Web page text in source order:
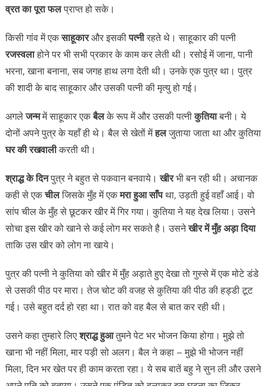
व्रत का पूरा फलप्राप्त हो सके।
किसी गांव में एकसाहूकारऔर इसकीपत्नीरहते थे। साहूकार की पत्नी
रजस्वलाहोने पर भी सभी प्रकार के काम कर लेती थी। रसोई में जाना, पानी
भरना, खाना बनाना, सब जगह हाथ लगा देती थी। उनके एक पुत्र था। पुत्र
की शादी के बाद साहूकार और उसकी पत्नी की मृत्यु हो गई।
अगलेजन्ममें साहूकार एकबैलके रूप में और उसकी पत्नीकुतियाबनी। ये
दोनों अपने पुत्र के यहाँ ही थे। बैल से खेतों मेंहलजुताया जाता था और कुतिया
घर की रखवालीकरती थी।
श्राद्ध के दिनपुत्र ने बहुत से पकवान बनवाये।खीरभी बन रही थी। अचानक
कही से एकचीलजिसके मुँह में एकमरा हुआ साँपथा, उड़ती हुई वहाँ आई। वो
सांप चील के मुँह से छूटकर खीर में गिर गया। कुतिया ने यह देख लिया। उसने
सोचा इस खीर को खाने से कई लोग मर सकते है। उसनेखीर में मुँह अड़ा दिया
ताकि उस खीर को लोग ना खाये।
पुत्र की पत्नी ने कुतिया को खीर में मुँह अड़ाते हुए देखा तो गुस्से में एक मोटे डंडे
से उसकी पीठ पर मारा। तेज चोट की वजह से कुतिया की पीठ की हड्डी टूट
गई। उसे बहुत दर्द हो रहा था। रात को वह बैल से बात कर रही थी।
उसने कहा तुम्हारे लिएश्राद्ध हुआतुमने पेट भर भोजन किया होगा। मुझे तो
खाना भी नहीं मिला, मार पड़ी सो अलग। बैल ने कहा – मुझे भी भोजन नहीं
मिला, दिन भर खेत पर ही काम करता रहा। ये सब बातें बहु ने सुन ली और उसने